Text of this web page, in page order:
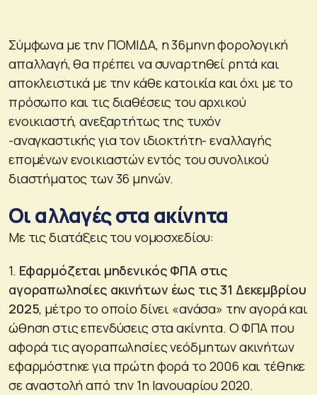
Σύμφωνα με την ΠΟΜΙΔΑ, η 36μηνη φορολογική
απαλλαγή, θα πρέπει να συναρτηθεί ρητά και
αποκλειστικά με την κάθε κατοικία και όχι με το
πρόσωπο και τις διαθέσεις του αρχικού
ενοικιαστή, ανεξαρτήτως της τυχόν
-αναγκαστικής για τον ιδιοκτήτη- εναλλαγής
επομένων ενοικιαστών εντός του συνολικού
διαστήματος των 36 μηνών.
Οι αλλαγές στα ακίνητα
Με τις διατάξεις του νομοσχεδίου:
1. Εφαρμόζεται μηδενικός ΦΠΑ στις
αγοραπωλησίες ακινήτων έως τις 31 Δεκεμβρίου
2025, μέτρο το οποίο δίνει «ανάσα» την αγορά και
ώθηση στις επενδύσεις στα ακίνητα. Ο ΦΠΑ που
αφορά τις αγοραπωλησίες νεόδμητων ακινήτων
εφαρμόστηκε για πρώτη φορά το 2006 και τέθηκε
σε αναστολή από την 1η Ιανουαρίου 2020.